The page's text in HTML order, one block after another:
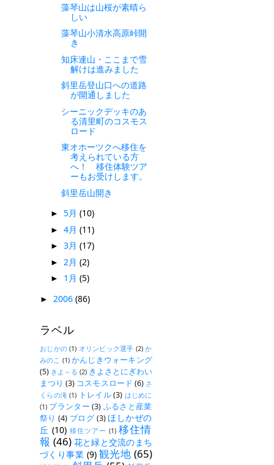
藻琴山は山桜が素晴ら
しい
藻琴山小清水高原峠開
き
知床連山・ここまで雪
解けは進みました
斜里岳登山口への道路
が開通しました
シーニックデッキのあ
る清里町のコスモス
ロード
東オホーツクへ移住を
考えられている方
へ！ 移住体験ツア
ーもお受けします。
斜里岳山開き
► 5月 (10)
► 4月 (11)
► 3月 (17)
► 2月 (2)
► 1月 (5)
► 2006 (86)
ラベル
おじかの (1) オリンピック選手 (2) か
みのこ (1) かんじきウォーキング
(5) きよ～る (2) きよさとにぎわい
まつり (3) コスモスロード (6) さ
くらの滝 (1) トレイル(3) はじめに
(1) プランター (3) ふるさと産業
祭り (4) ブログ (3) ほしかぜの
丘 (10) 移住ツアー (1) 移住情
報 (46) 花と緑と交流のまち
づくり事業 (9) 観光地 (65)